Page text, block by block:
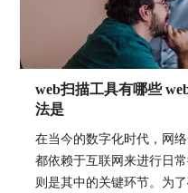
（2）登录站点
web扫描工具有哪些
法是
在当今的数字化时代，网
都依赖于互联网来进行日
则是其中的关键环节。为